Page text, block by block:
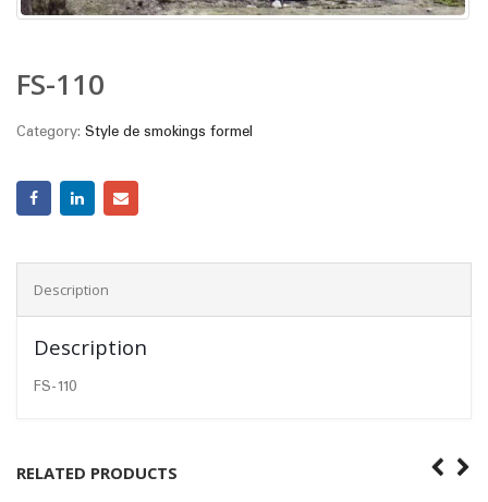
FS-110
Category: Style de smokings formel
Description
Description
FS-110
RELATED PRODUCTS